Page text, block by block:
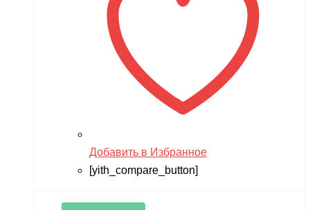
Добавить в Избранное
[yith_compare_button]